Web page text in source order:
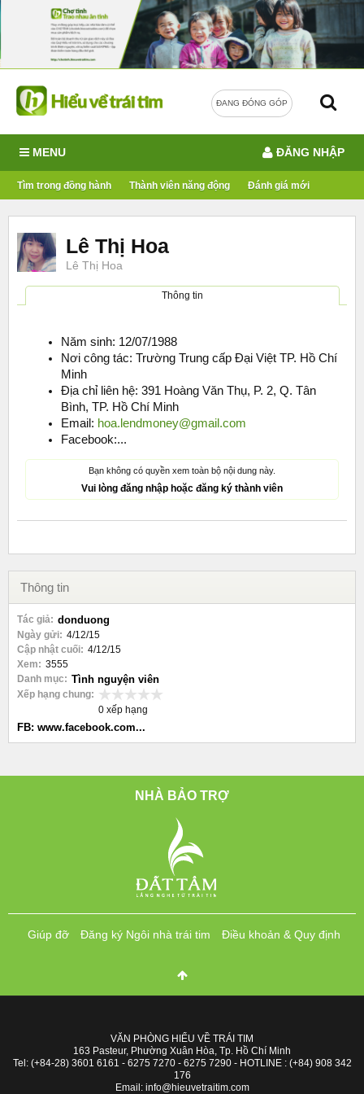
ĐANG ĐÓNG GÓP
MENU
Tìm trong đồng hành Thành viên năng động Đánh giá mới
ĐĂNG NHẬP
Lê Thị Hoa
Lê Thị Hoa
Thông tin
Năm sinh: 12/07/1988
Nơi công tác: Trường Trung cấp Đại Việt TP. Hồ Chí
Minh
Địa chỉ liên hệ: 391 Hoàng Văn Thụ, P. 2, Q. Tân
Bình, TP. Hồ Chí Minh
Email: hoa.lendmoney@gmail.com
Facebook:...
Bạn không có quyền xem toàn bộ nội dung này.
Vui lòng đăng nhập hoặc đăng ký thành viên
Thông tin
Tác giả: donduong
Ngày gửi: 4/12/15
Cập nhật cuối: 4/12/15
Xem: 3555
Danh mục: Tình nguyện viên
Xếp hạng chung:
0 xếp hạng
FB: www.facebook.com...
NHÀ BẢO TRỢ
Giúp đỡ Đăng ký Ngôi nhà trái tim Điều khoản & Quy định
VĂN PHÒNG HIỂU VỀ TRÁI TIM
163 Pasteur, Phường Xuân Hòa, Tp. Hồ Chí Minh
Tel: (+84-28) 3601 6161 - 6275 7270 - 6275 7290 - HOTLINE : (+84) 908 342
176
Email: info@hieuvetraitim.com